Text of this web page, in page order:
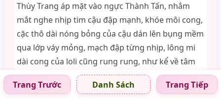
Thùy Trang áp mặt vào ngực Thành Tấn, nhắm
mắt nghe nhịp tim cậu đập mạnh, khóe môi cong,
cặc thô dài nóng bỏng của cậu dán lên bụng mềm
qua lớp váy mỏng, mạch đập từng nhịp, lông mi
dài cong của loli cũng rung rung, như kể về tâm
trạng Thùy Trang vẻ kích động.
Cô kìm chế xấu hổ, mạo hiểm bị mẹ và dì phát
Trang Trước Danh Sách Trang Tiếp